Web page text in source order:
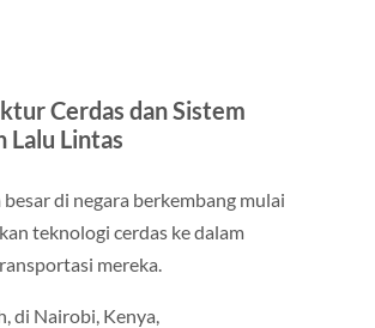
Cerdas dan Sistem
Lalu Lintas
di negara berkembang mulai
teknologi cerdas ke dalam
mereka.
di Nairobi, Kenya,